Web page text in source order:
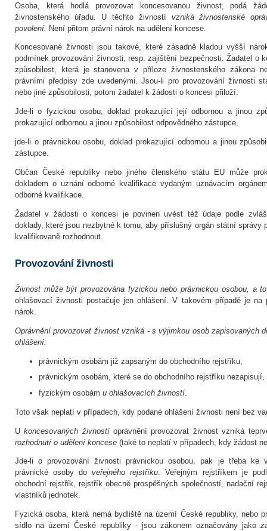
Osoba, která hodlá provozovat koncesovanou živnost, podá
živnostenského úřadu. U těchto živností vzniká živnostenské
povolení. Není přitom právní nárok na udělení koncese.
Koncesované živnosti jsou takové, které zásadně kladou vyšší
podmínek provozování živnosti, resp. zajištění bezpečnosti. Žadatel o
způsobilost, která je stanovena v příloze živnostenského zákona
právními předpisy zde uvedenými. Jsou-li pro provozování živnosti
nebo jiné způsobilosti, potom žadatel k žádosti o koncesi přiloží:
Jde-li o fyzickou osobu, doklad prokazující její odbornou a jinou
prokazující odbornou a jinou způsobilost odpovědného zástupce,
jde-li o právnickou osobu, doklad prokazující odbornou a jinou
zástupce.
Občan České republiky nebo jiného členského státu EU může
dokladem o uznání odborné kvalifikace vydaným uznávacím
odborné kvalifikace.
Žadatel v žádosti o koncesi je povinen uvést též údaje podle
doklady, které jsou nezbytné k tomu, aby příslušný orgán státní správy
kvalifikovaně rozhodnout.
Provozování živnosti
Živnost může být provozována fyzickou nebo právnickou osobou, a
ohlašovací živnosti postačuje jen ohlášení. V takovém případě je na
nárok.
Oprávnění provozovat živnostvzniká - s výjimkou osob zapisovaných
ohlášení:
právnickým osobám již zapsaným do obchodního rejstříku,
právnickým osobám, které se do obchodního rejstříku nezapisují,
fyzickým osobám u ohlašovacích živností.
Toto však neplatí v případech, kdy podané ohlášení živnosti není bez
U koncesovaných živnostíoprávnění provozovat živnost vzniká
rozhodnutí o udělení koncese (také to neplatí v případech, kdy žádost
Jde-li o provozování živnosti právnickou osobou, pak je třeba ke
právnické osoby doveřejného rejstříku. Veřejným rejstříkem je
obchodní rejstřík, rejstřík obecně prospěšných společností, nadační
vlastníků jednotek.
Fyzická osoba, která nemá bydliště na území České republiky, nebo
sídlo na území České republiky - jsou zákonem označovány jako